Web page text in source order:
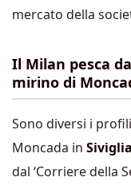
mercato della
Il Milan pesca
mirino di
Sono diversi i
Moncada in
dal ‘Corriere della